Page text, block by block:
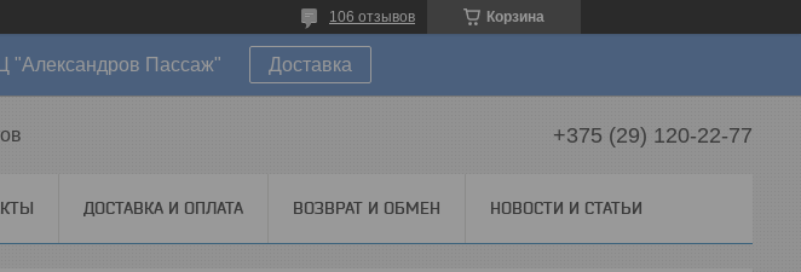
Корзина
106 отзывов
Пассаж" Доставка
+375 (29) 120-22-77
ДОСТАВКА И ОПЛАТА ВОЗВРАТ И ОБМЕН НОВОСТИ И СТАТЬИ